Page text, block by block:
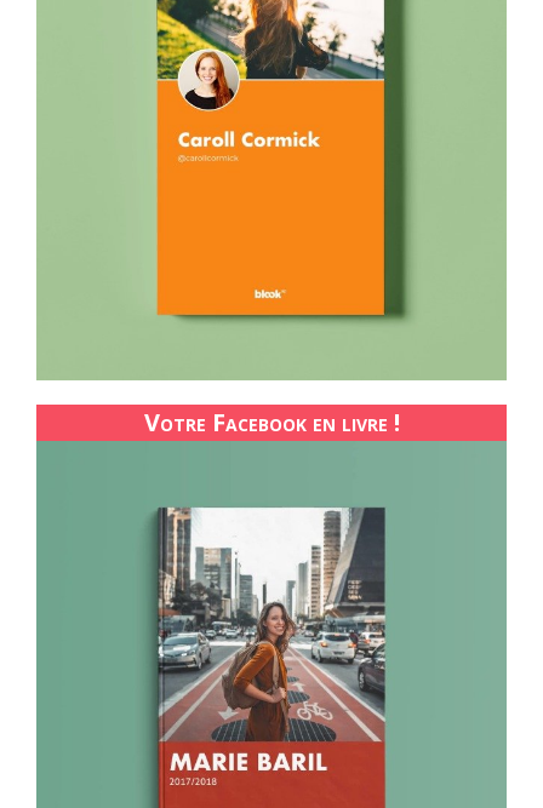
Votre Facebook en livre !